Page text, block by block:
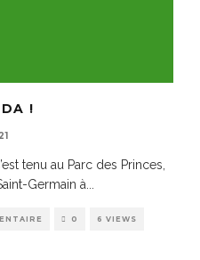
!
tenu au Parc des Princes,
Germain à...
0 6 VIEWS